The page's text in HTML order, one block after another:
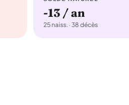
-13 / an
25 naiss. · 38 décès